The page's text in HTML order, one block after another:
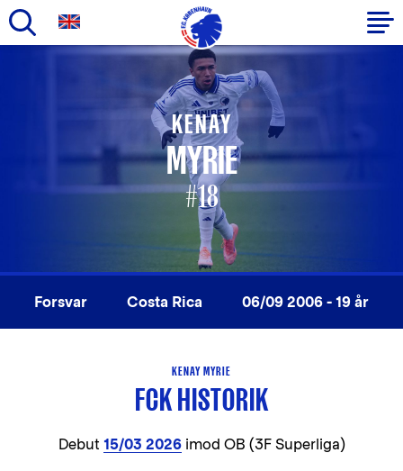
KENAY
MYRIE
#18
Forsvar Costa Rica 06/09 2006 - 19 år
KENAY MYRIE
FCK HISTORIK
Debut 15/03 2026imod OB (3F Superliga)